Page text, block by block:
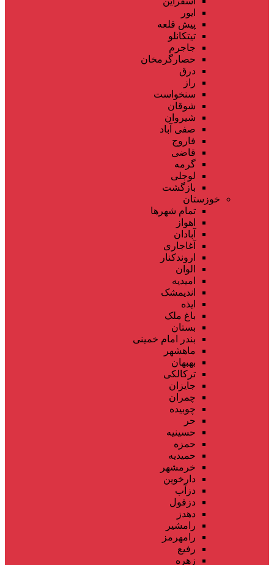
ایور
پیش قلعه
تیتکانلو
جاجرم
حصارگرمخان
درق
راز
سنخواست
شوقان
شیروان
صفی آباد
فاروج
قاضی
گرمه
لوجلی
بازگشت
خوزستان
تمام شهر‌ها
اهواز
آبادان
آغاجاری
اروندکنار
الوان
امیدیه
اندیمشک
ایذه
باغ ملک
بستان
بندر امام خمینی
ماهشهر
بهبهان
ترکالکی
جایزان
چمران
چوبیده
حر
حسینیه
حمزه
حمیدیه
خرمشهر
دارخوین
دزآب
دزفول
دهدز
رامشیر
رامهرمز
رفیع
زهره